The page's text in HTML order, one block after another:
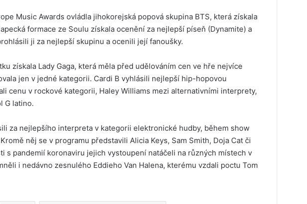
Music Awards ovládla jihokorejská popová skupina BTS, která získala
formace ze Soulu získala ocenění za nejlepší píseň (Dynamite) a
ji za nejlepší skupinu a ocenili její fanoušky.
získala Lady Gaga, která měla před udělováním cen ve hře nejvíce
jen v jedné kategorii. Cardi B vyhlásili nejlepší hip-hopovou
cenu v rockové kategorii, Haley Williams mezi alternativními interprety,
G latino.
za nejlepšího interpreta v kategorii elektronické hudby, během show
něj se v programu představili Alicia Keys, Sam Smith, Doja Cat či
s pandemií koronaviru jejich vystoupení natáčeli na různých místech v
i nedávno zesnulého Eddieho Van Halena, kterému vzdali poctu Tom